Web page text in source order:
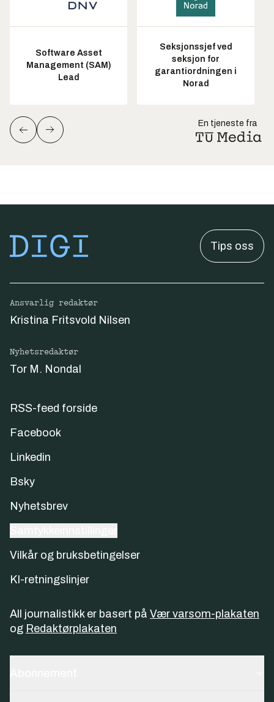
Software Asset
Management (SAM)
Lead
Seksjonssjef ved
seksjon for
garantiordningen i
Norad
En tjeneste fra
Tips oss
Ansvarlig redaktør
Kristina Fritsvold Nilsen
Nyhetsredaktør
Tor M. Nondal
RSS-feed forside
Facebook
Linkedin
Bsky
Nyhetsbrev
Vilkår og bruksbetingelser
KI-retningslinjer
All journalistikk er basert på Vær varsom-plakaten
og Redaktørplakaten